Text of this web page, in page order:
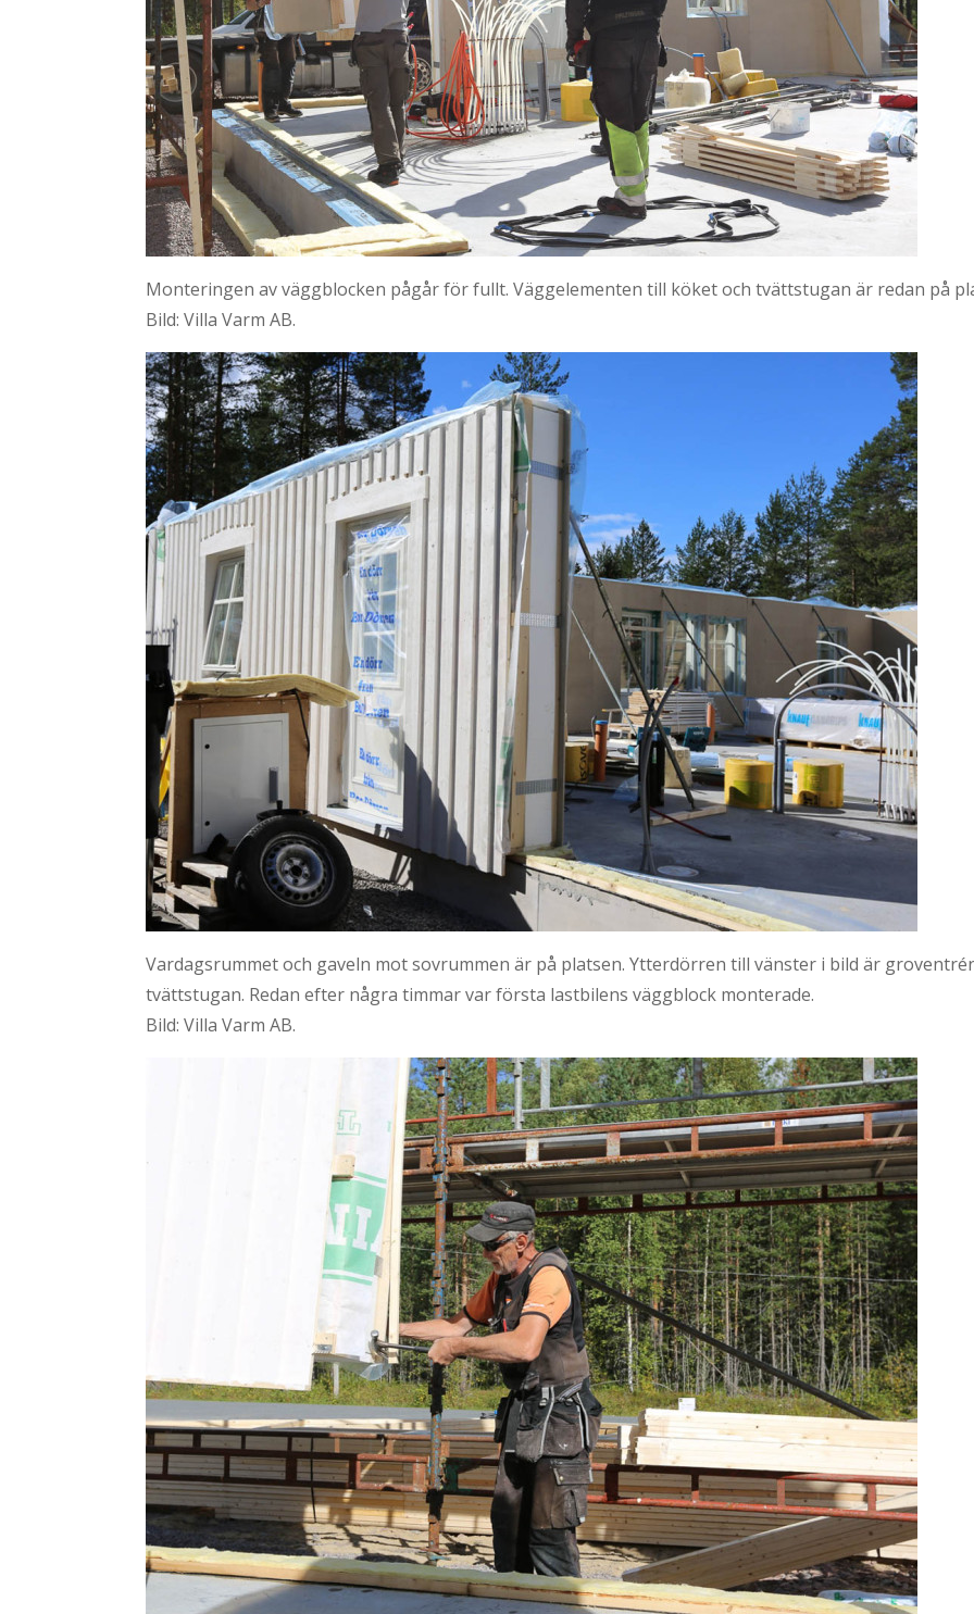
Monteringen av väggblocken pågår för fullt. Väggelementen till köket och tvättstugan är redan på
Bild: Villa Varm AB.
Vardagsrummet och gaveln mot sovrummen är på platsen. Ytterdörren till vänster i bild är
tvättstugan. Redan efter några timmar var första lastbilens väggblock monterade.
Bild: Villa Varm AB.